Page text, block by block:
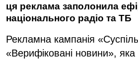
ця реклама заполонила
національного радіо та ТБ
Рекламна кампанія
«Верифіковані новини»,